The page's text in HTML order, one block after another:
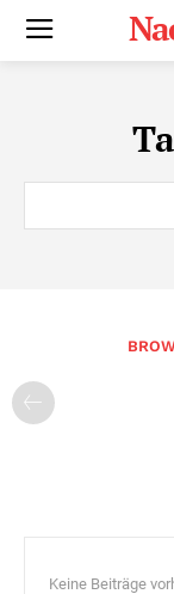
Keine Beiträge